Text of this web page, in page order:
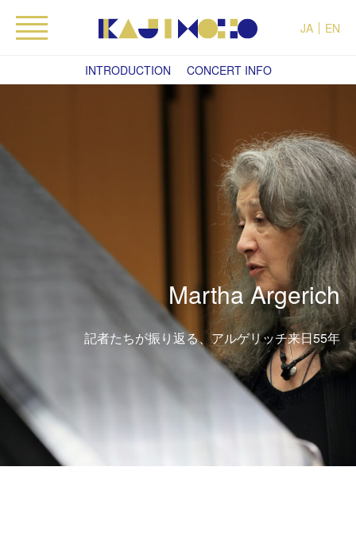
JA EN
INTRODUCTION CONCERT INFO
Martha Argerich
記者たちが振り返る、アルゲリッチ来日55年